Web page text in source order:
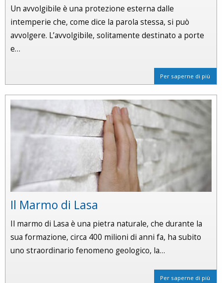
Un avvolgibile è una protezione esterna dalle
intemperie che, come dice la parola stessa, si può
avvolgere. L’avvolgibile, solitamente destinato a porte
e…
Per saperne di più
Il Marmo di Lasa
Il marmo di Lasa è una pietra naturale, che durante la
sua formazione, circa 400 milioni di anni fa, ha subito
uno straordinario fenomeno geologico, la…
Per saperne di più